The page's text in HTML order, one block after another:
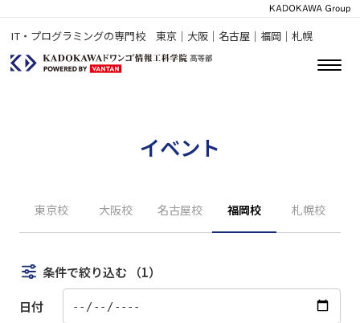
IT・プログラミングの専門校 東京｜大阪｜名古屋｜福岡｜札幌
イベント
東京校 大阪校 名古屋校 福岡校 札幌校
条件で絞り込む （1）
日付